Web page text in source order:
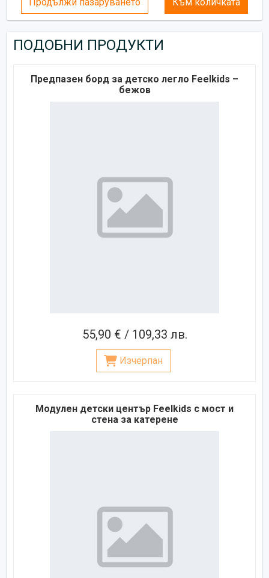
ПОДОБНИ ПРОДУКТИ
Предпазен борд за детско легло Feelkids –
бежов
55,90 € / 109,33 лв.
Изчерпан
Модулен детски център Feelkids с мост и
стена за катерене